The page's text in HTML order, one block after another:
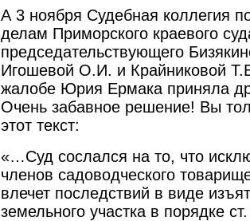
А 3 ноября Судебная коллегия
делам Приморского краевого
председательствующего
Игошевой О.И. и Крайниковой
жалобе Юрия Ермака приняла
Очень забавное решение! Вы
этот текст:
«…Суд сослался на то, что
членов садоводческого
влечет последствий в виде
земельного участка в порядке